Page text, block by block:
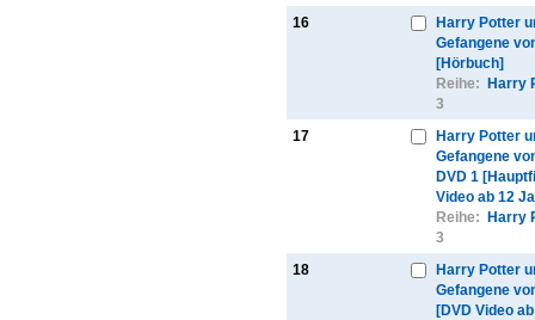
16
Harry Potter
Gefangene
[Hörbuch]
Reihe:
Harry
3
17
Harry Potter
Gefangene
DVD 1
Video ab 12
Reihe:
Harry
3
18
Harry Potter
Gefangene
[DVD Video